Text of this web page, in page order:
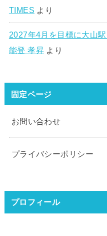
TIMES より
2027年4月を目標に大山
能登 孝昇より
固定ページ
お問い合わせ
プライバシーポリシー
プロフィール